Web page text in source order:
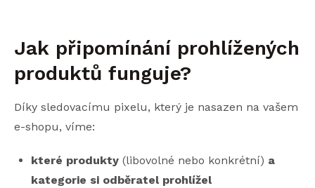
Jak připomínání prohlížených
produktů funguje?
Díky sledovacímu pixelu, který je nasazen na vašem
e-shopu, víme:
které produkty (libovolné nebo konkrétní) a
kategorie si odběratel prohlížel